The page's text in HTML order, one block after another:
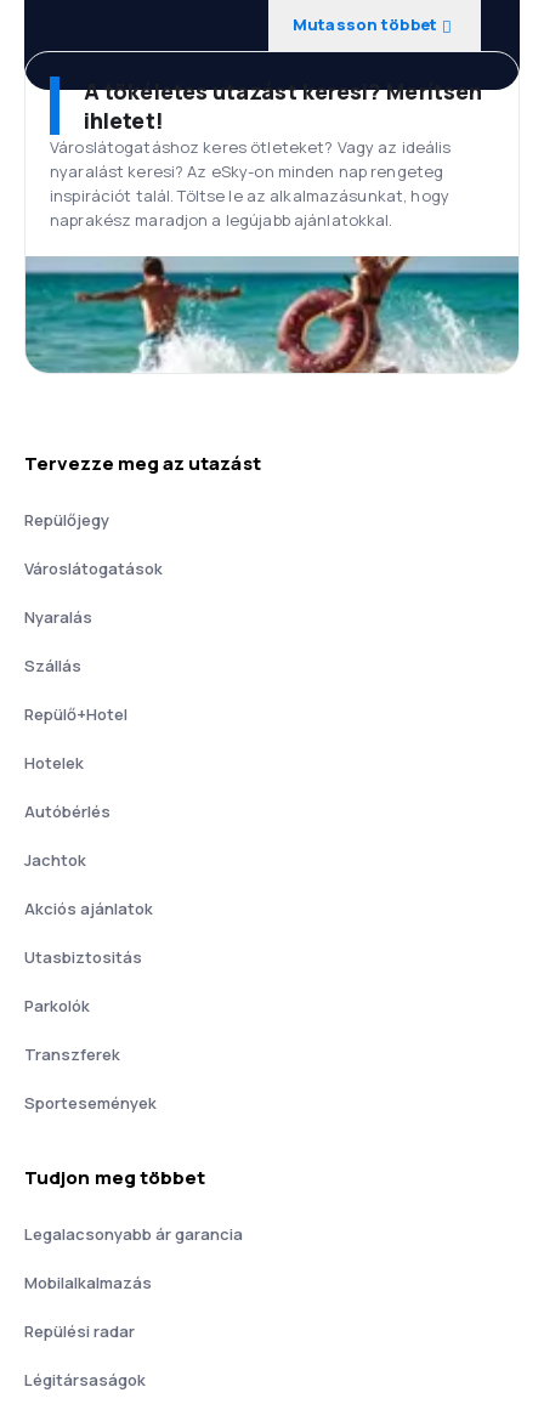
Mutasson többet
A tökéletes utazást keresi? Merítsen
ihletet!
Városlátogatáshoz keres ötleteket? Vagy az ideális
nyaralást keresi? Az eSky-on minden nap rengeteg
inspirációt talál. Töltse le az alkalmazásunkat, hogy
naprakész maradjon a legújabb ajánlatokkal.
Tervezze meg az utazást
Repülőjegy
Városlátogatások
Nyaralás
Szállás
Repülő+Hotel
Hotelek
Autóbérlés
Jachtok
Akciós ajánlatok
Utasbiztositás
Parkolók
Transzferek
Sportesemények
Tudjon meg többet
Legalacsonyabb ár garancia
Mobilalkalmazás
Repülési radar
Légitársaságok